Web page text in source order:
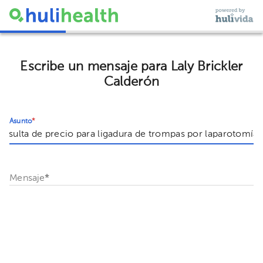
Escribe un mensaje para Laly Brickler
Calderón
Asunto*
Mensaje*